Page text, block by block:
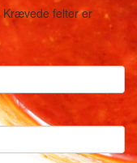
Krævede felter er